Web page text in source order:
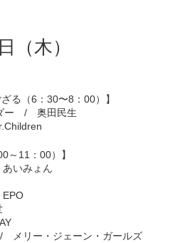
（木）
る（6：30〜8：00）】
ー / 奥田民生
～11：00）】
いみょん
リー・ジェーン・ガールズ